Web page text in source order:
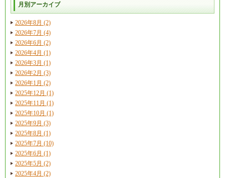
月別アーカイブ
2026年8月 (2)
2026年7月 (4)
2026年6月 (2)
2026年4月 (1)
2026年3月 (1)
2026年2月 (3)
2026年1月 (2)
2025年12月 (1)
2025年11月 (1)
2025年10月 (1)
2025年9月 (3)
2025年8月 (1)
2025年7月 (10)
2025年6月 (1)
2025年5月 (2)
2025年4月 (2)